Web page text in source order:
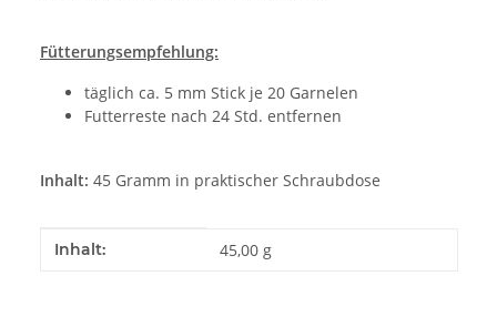
Fütterungsempfehlung:
täglich ca. 5 mm Stick je 20 Garnelen
Futterreste nach 24 Std. entfernen
Inhalt: 45 Gramm in praktischer Schraubdose
Produkteigenschaft
Wert
Inhalt: 45,00 g